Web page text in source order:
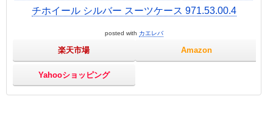
チホイール シルバー スーツケース 971.53.00.4
posted with カエレバ
楽天市場 Amazon
Yahooショッピング